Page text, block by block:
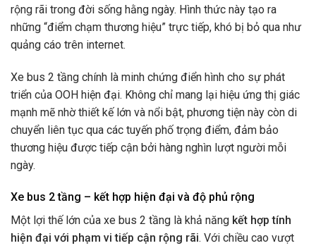
rộng rãi trong đời sống hằng ngày. Hình thức này tạo ra
những “điểm chạm thương hiệu” trực tiếp, khó bị bỏ qua như
quảng cáo trên internet.
Xe bus 2 tầng chính là minh chứng điển hình cho sự phát
triển của OOH hiện đại. Không chỉ mang lại hiệu ứng thị giác
mạnh mẽ nhờ thiết kế lớn và nổi bật, phương tiện này còn di
chuyển liên tục qua các tuyến phố trọng điểm, đảm bảo
thương hiệu được tiếp cận bởi hàng nghìn lượt người mỗi
ngày.
Xe bus 2 tầng – kết hợp hiện đại và độ phủ rộng
Một lợi thế lớn của xe bus 2 tầng là khả năng kết hợp tính
hiện đại với phạm vi tiếp cận rộng rãi. Với chiều cao vượt